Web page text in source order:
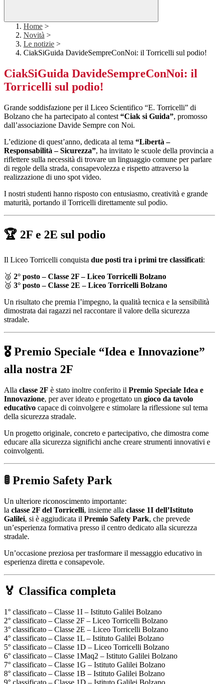
Home >
Novità >
Le notizie >
CiakSiGuida DavideSempreConNoi: il Torricelli sul podio!
CiakSiGuida DavideSempreConNoi: il
Torricelli sul podio!
Grande soddisfazione per il Liceo Scientifico “E. Torricelli” di
Bolzano che ha partecipato al contest “Ciak si Guida”, promosso
dall’associazione Davide Sempre con Noi.
L’edizione di quest’anno, dedicata al tema “Libertà –
Responsabilità – Sicurezza”, ha invitato le scuole della provincia a
riflettere sulla necessità di trovare un linguaggio comune per parlare
di regole della strada, consapevolezza e rispetto attraverso la
realizzazione di uno spot video.
I nostri studenti hanno risposto con entusiasmo, creatività e grande
maturità, portando il Torricelli direttamente sul podio.
🏆 2F e 2E sul podio
Il Liceo Torricelli conquista due posti tra i primi tre classificati:
🥈 2° posto – Classe 2F – Liceo Torricelli Bolzano
🥉 3° posto – Classe 2E – Liceo Torricelli Bolzano
Un risultato che premia l’impegno, la qualità tecnica e la sensibilità
dimostrata dai ragazzi nel raccontare il valore della sicurezza
stradale.
🎖 Premio Speciale “Idea e Innovazione”
alla nostra 2F
Alla classe 2F è stato inoltre conferito il Premio Speciale Idea e
Innovazione, per aver ideato e progettato un gioco da tavolo
educativo capace di coinvolgere e stimolare la riflessione sul tema
della sicurezza stradale.
Un progetto originale, concreto e partecipativo, che dimostra come
educare alla sicurezza significhi anche creare strumenti innovativi e
coinvolgenti.
🚦 Premio Safety Park
Un ulteriore riconoscimento importante:
la classe 2F del Torricelli, insieme alla classe 1I dell’Istituto
Galilei, si è aggiudicata il Premio Safety Park, che prevede
un’esperienza formativa presso il centro dedicato alla sicurezza
stradale.
Un’occasione preziosa per trasformare il messaggio educativo in
esperienza diretta e consapevole.
🏅 Classifica completa
1° classificato – Classe 1I – Istituto Galilei Bolzano
2° classificato – Classe 2F – Liceo Torricelli Bolzano
3° classificato – Classe 2E – Liceo Torricelli Bolzano
4° classificato – Classe 1L – Istituto Galilei Bolzano
5° classificato – Classe 1D – Liceo Torricelli Bolzano
6° classificato – Classe 1Maq2 – Istituto Galilei Bolzano
7° classificato – Classe 1G – Istituto Galilei Bolzano
8° classificato – Classe 1B – Istituto Galilei Bolzano